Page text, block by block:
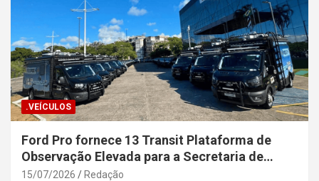
.VEÍCULOS
Ford Pro fornece 13 Transit Plataforma de
Observação Elevada para a Secretaria de
Segurança Pública da Bahia
15/07/2026 Redação